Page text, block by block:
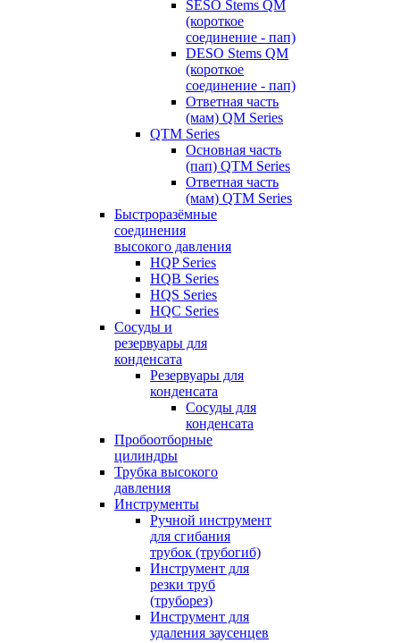
SESO Stems QM
(короткое
соединение - пап)
DESO Stems QM
(короткое
соединение - пап)
Ответная часть
(мам) QM Series
QTM Series
Основная часть
(пап) QTM Series
Ответная часть
(мам) QTM Series
Быстроразёмные
соединения
высокого давления
HQP Series
HQB Series
HQS Series
HQC Series
Сосуды и
резервуары для
конденсата
Резервуары для
конденсата
Сосуды для
конденсата
Пробоотборные
цилиндры
Трубка высокого
давления
Инструменты
Ручной инструмент
для сгибания
трубок (трубогиб)
Инструмент для
резки труб
(труборез)
Инструмент для
удаления заусенцев